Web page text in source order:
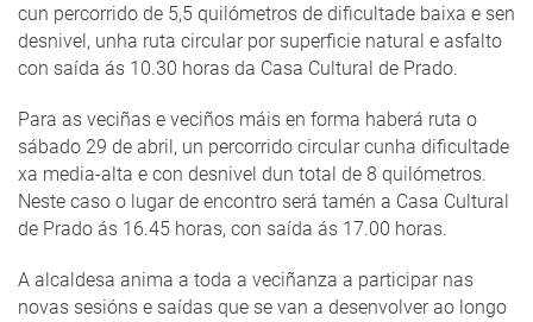
cun percorrido de 5,5 quilómetros de dificultade baixa e sen
desnivel, unha ruta circular por superficie natural e asfalto
con saída ás 10.30 horas da Casa Cultural de Prado.
Para as veciñas e veciños máis en forma haberá ruta o
sábado 29 de abril, un percorrido circular cunha dificultade
xa media-alta e con desnivel dun total de 8 quilómetros.
Neste caso o lugar de encontro será tamén a Casa Cultural
de Prado ás 16.45 horas, con saída ás 17.00 horas.
A alcaldesa anima a toda a veciñanza a participar nas
novas sesións e saídas que se van a desenvolver ao longo